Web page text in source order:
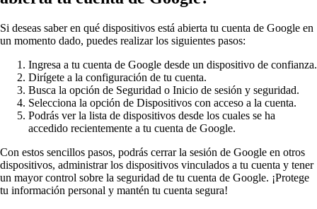
Si deseas saber en qué dispositivos está abierta tu cuenta de Google en
un momento dado, puedes realizar los siguientes pasos:
Ingresa a tu cuenta de Google desde un dispositivo de confianza.
Dirígete a la configuración de tu cuenta.
Busca la opción de Seguridad o Inicio de sesión y seguridad.
Selecciona la opción de Dispositivos con acceso a la cuenta.
Podrás ver la lista de dispositivos desde los cuales se ha
accedido recientemente a tu cuenta de Google.
Con estos sencillos pasos, podrás cerrar la sesión de Google en otros
dispositivos, administrar los dispositivos vinculados a tu cuenta y tener
un mayor control sobre la seguridad de tu cuenta de Google. ¡Protege
tu información personal y mantén tu cuenta segura!